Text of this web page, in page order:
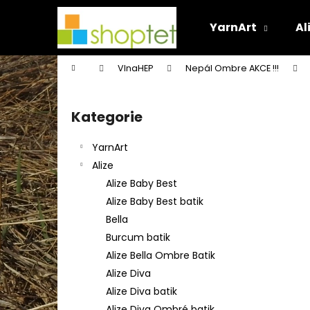
YarnArt
Domů VlnaHEP Nepál Ombre AKCE !!!
P
o
s
t
r
a
n
n
í
p
a
n
Přeskočit
kategorie
Kategorie
YarnArt
Alize
Alize Baby Best
Alize Baby Best batik
Bella
Burcum batik
Alize Bella Ombre Batik
Alize Diva
Alize Diva batik
í
k
Zpět
do
obchodu
Zpět
do
obchodu